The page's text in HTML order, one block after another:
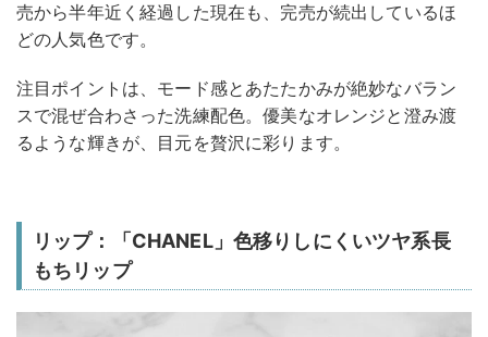
売から半年近く経過した現在も、完売が続出しているほ
どの人気色です。
注目ポイントは、モード感とあたたかみが絶妙なバラン
スで混ぜ合わさった洗練配色。優美なオレンジと澄み渡
るような輝きが、目元を贅沢に彩ります。
リップ：「CHANEL」色移りしにくいツヤ系長
もちリップ